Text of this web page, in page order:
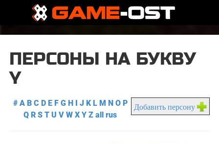
ПЕРСОНЫ НА БУКВУ
Y
Добавить персону
# A B C D E F G H I J K L M N O P
Q R S T U V W X Y Z all rus